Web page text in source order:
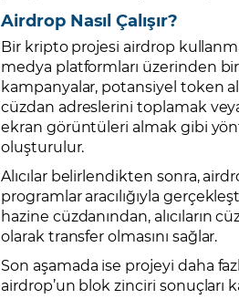
Airdrop Nasıl Çalışır?
Bir kripto projesi airdrop
medya platformları üzerinden
kampanyalar, potansiyel token
cüzdan adreslerini toplamak
ekran görüntüleri almak gibi
oluşturulur.
Alıcılar belirlendikten sonra,
programlar aracılığıyla
hazine cüzdanından,
olarak transfer olmasını sağlar.
Son aşamada ise projeyi daha
airdrop’un blok zinciri sonuçları